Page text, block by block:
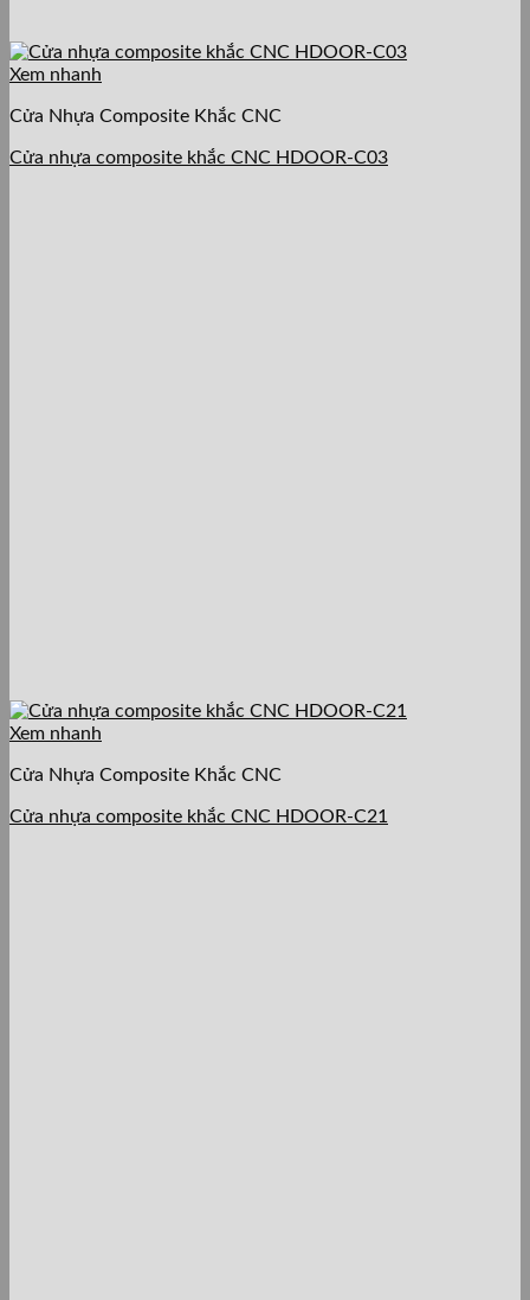
Xem nhanh
Cửa Nhựa Composite Khắc CNC
Cửa nhựa composite khắc CNC HDOOR-C03
Xem nhanh
Cửa Nhựa Composite Khắc CNC
Cửa nhựa composite khắc CNC HDOOR-C21